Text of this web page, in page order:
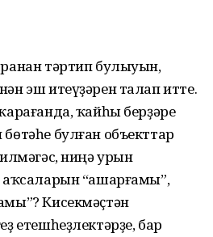
тәртип булыуын,
эш итеүҙәрен талап итте.
ҡайһы берҙәре
булған объекттар
ниңә урын
аҡсаларын “ашарғамы”,
Кисекмәҫтән
етешһеҙлектәрҙе, бар